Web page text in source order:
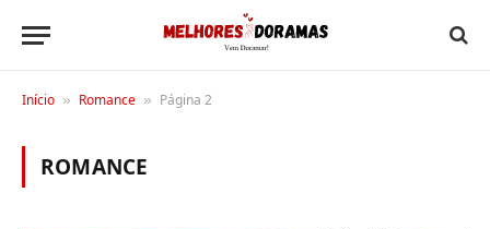
Início » Romance » Página 2
ROMANCE